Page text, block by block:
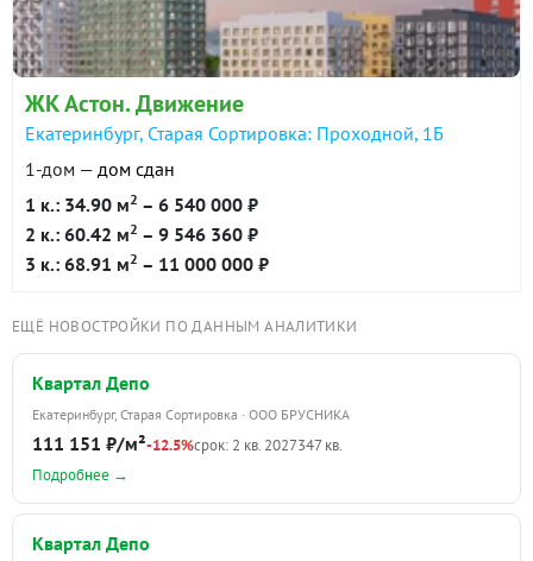
ЖК Астон. Движение
Екатеринбург, Старая Сортировка: Проходной, 1Б
1-дом — дом сдан
1 к.: 34.90 м2 – 6 540 000 ₽
2 к.: 60.42 м2 – 9 546 360 ₽
3 к.: 68.91 м2 – 11 000 000 ₽
ЕЩЁ НОВОСТРОЙКИ ПО ДАННЫМ АНАЛИТИКИ
Квартал Депо
Екатеринбург, Старая Сортировка · ООО БРУСНИКА
111 151 ₽/м²-12.5%срок: 2 кв. 2027347 кв.
Подробнее →
Квартал Депо